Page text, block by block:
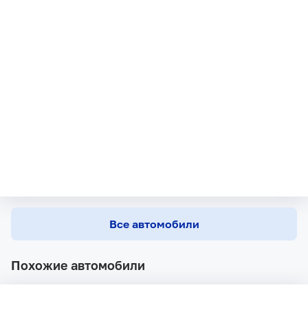
Все автомобили
Похожие автомобили